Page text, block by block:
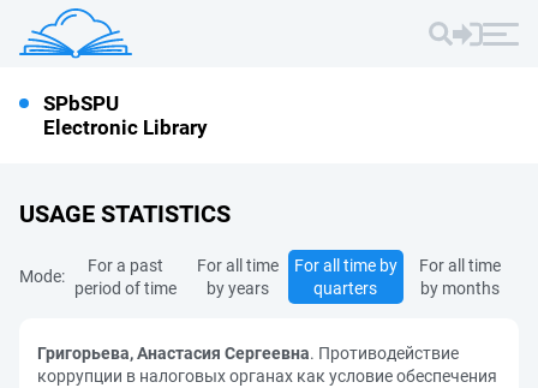
SPbSPU
Electronic Library
USAGE STATISTICS
Mode:
For a past
period of time
For all time
by years
For all time by
quarters
For all time
by months
Григорьева, Анастасия Сергеевна. Противодействие
коррупции в налоговых органах как условие обеспечения